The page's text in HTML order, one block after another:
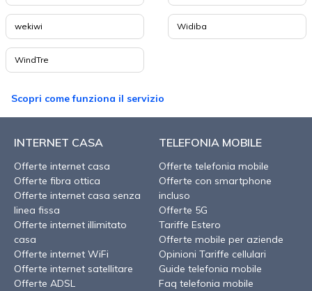
wekiwi Widiba
WindTre
Scopri come funziona il servizio
INTERNET CASA
Offerte internet casa
Offerte fibra ottica
Offerte internet casa senza
linea fissa
Offerte internet illimitato
casa
Offerte internet WiFi
Offerte internet satellitare
Offerte ADSL
TELEFONIA MOBILE
Offerte telefonia mobile
Offerte con smartphone
incluso
Offerte 5G
Tariffe Estero
Offerte mobile per aziende
Opinioni Tariffe cellulari
Guide telefonia mobile
Faq telefonia mobile